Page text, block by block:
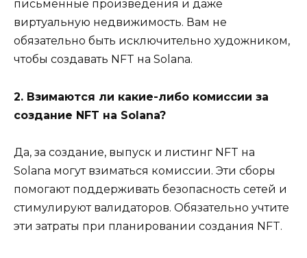
письменные произведения и даже
виртуальную недвижимость. Вам не
обязательно быть исключительно художником,
чтобы создавать NFT на Solana.
2. Взимаются ли какие-либо комиссии за
создание NFT на Solana?
Да, за создание, выпуск и листинг NFT на
Solana могут взиматься комиссии. Эти сборы
помогают поддерживать безопасность сетей и
стимулируют валидаторов. Обязательно учтите
эти затраты при планировании создания NFT.